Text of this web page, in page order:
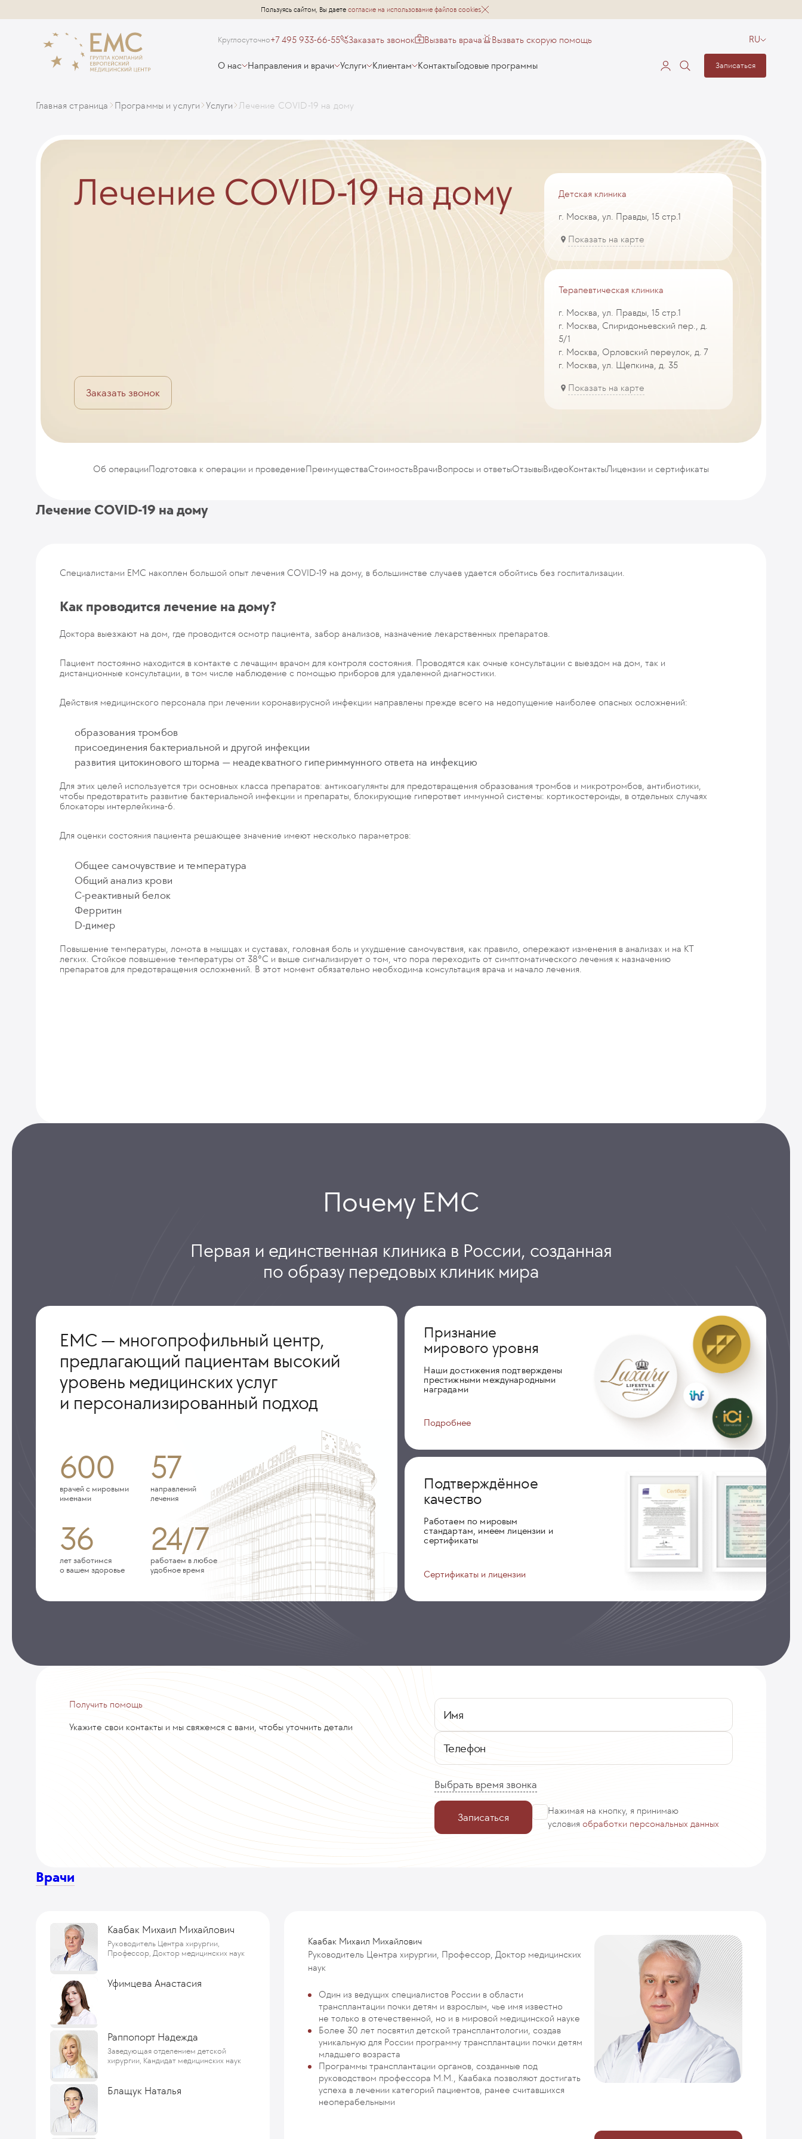
Пользуясь сайтом, Вы даете согласие на использование файлов cookies
Круглосуточно+7 495 933-66-55 Заказать звонок Вызвать врача Вызвать скорую помощь RU
О нас Направления и врачи Услуги Клиентам КонтактыГодовые программы Записаться
Главная страница Программы и услуги Услуги Лечение COVID-19 на дому
Лечение COVID-19 на дому
Заказать звонок
Детская клиника
г. Москва, ул. Правды, 15 стр.1
Показать на карте
Терапевтическая клиника
г. Москва, ул. Правды, 15 стр.1
г. Москва, Спиридоньевский пер., д.
5/1
г. Москва, Орловский переулок, д. 7
г. Москва, ул. Щепкина, д. 35
Показать на карте
Об операцииПодготовка к операции и проведениеПреимуществаСтоимостьВрачиВопросы и ответыОтзывыВидеоКонтактыЛицензии и сертификаты
Лечение COVID-19 на дому
Специалистами EMC накоплен большой опыт лечения COVID-19 на дому, в большинстве случаев удается обойтись без госпитализации.
Как проводится лечение на дому?
Доктора выезжают на дом, где проводится осмотр пациента, забор анализов, назначение лекарственных препаратов.
Пациент постоянно находится в контакте с лечащим врачом для контроля состояния. Проводятся как очные консультации с выездом на дом, так и
дистанционные консультации, в том числе наблюдение с помощью приборов для удаленной диагностики.
Действия медицинского персонала при лечении коронавирусной инфекции направлены прежде всего на недопущение наиболее опасных осложнений:
образования тромбов
присоединения бактериальной и другой инфекции
развития цитокинового шторма — неадекватного гипериммунного ответа на инфекцию
Для этих целей используется три основных класса препаратов: антикоагулянты для предотвращения образования тромбов и микротромбов, антибиотики,
чтобы предотвратить развитие бактериальной инфекции и препараты, блокирующие гиперответ иммунной системы: кортикостероиды, в отдельных случаях
блокаторы интерлейкина-6.
Для оценки состояния пациента решающее значение имеют несколько параметров:
Общее самочувствие и температура
Общий анализ крови
C-реактивный белок
Ферритин
D-димер
Повышение температуры, ломота в мышцах и суставах, головная боль и ухудшение самочувствия, как правило, опережают изменения в анализах и на КТ
легких. Стойкое повышение температуры от 38°C и выше сигнализирует о том, что пора переходить от симптоматического лечения к назначению
препаратов для предотвращения осложнений. В этот момент обязательно необходима консультация врача и начало лечения.
Почему ЕМС
Первая и единственная клиника в России, созданная
по образу передовых клиник мира
ЕМС — многопрофильный центр,
предлагающий пациентам высокий
уровень медицинских услуг
и персонализированный подход
600
врачей с мировыми
именами
57
направлений
лечения
36
лет заботимся
о вашем здоровье
24/7
работаем в любое
удобное время
Признание
мирового уровня
Наши достижения подтверждены
престижными международными
наградами
Подробнее
Подтверждённое
качество
Работаем по мировым
стандартам, имеем лицензии и
сертификаты
Сертификаты и лицензии
Получить помощь
Укажите свои контакты и мы свяжемся с вами, чтобы уточнить детали
Имя
Телефон
Выбрать время звонка
Нажимая на кнопку, я принимаю
условия обработки персональных данных
Записаться
Врачи
Каабак Михаил Михайлович
Руководитель Центра хирургии,
Профессор, Доктор медицинских наук
Уфимцева Анастасия
Раппопорт Надежда
Заведующая отделением детской
хирургии, Кандидат медицинских наук
Блащук Наталья
Каабак Михаил Михайлович
Руководитель Центра хирургии, Профессор, Доктор медицинских
наук
Один из ведущих специалистов России в области
трансплантации почки детям и взрослым, чье имя известно
не только в отечественной, но и в мировой медицинской науке
Более 30 лет посвятил детской трансплантологии, создав
уникальную для России программу трансплантации почки детям
младшего возраста
Программы трансплантации органов, созданные под
руководством профессора М.М., Каабака позволяют достигать
успеха в лечении категорий пациентов, ранее считавшихся
неоперабельными